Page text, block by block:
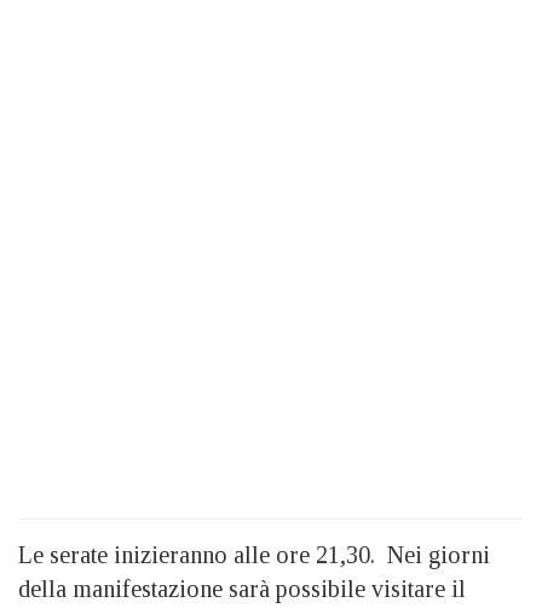
Le serate inizieranno alle ore 21,30. Nei giorni
della manifestazione sarà possibile visitare il